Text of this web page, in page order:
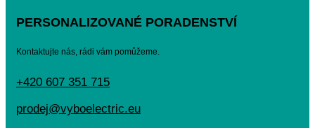
PERSONALIZOVANÉ PORADENSTVÍ
Kontaktujte nás, rádi vám pomůžeme.
+420 607 351 715
prodej@vyboelectric.eu